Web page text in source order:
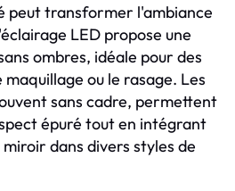
peut transformer l'ambiance
LED propose une
ombres, idéale pour des
ou le rasage. Les
sans cadre, permettent
épuré tout en intégrant
dans divers styles de